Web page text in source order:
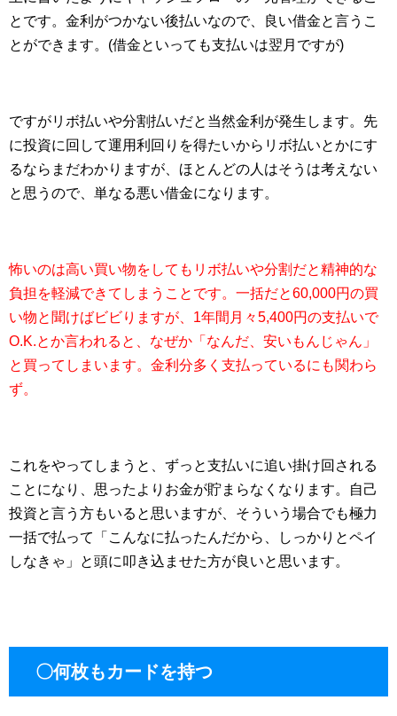
とです。金利がつかない後払いなので、良い借金と言うこ
とができます。(借金といっても支払いは翌月ですが)
ですがリボ払いや分割払いだと当然金利が発生します。先
に投資に回して運用利回りを得たいからリボ払いとかにす
るならまだわかりますが、ほとんどの人はそうは考えない
と思うので、単なる悪い借金になります。
怖いのは高い買い物をしてもリボ払いや分割だと精神的な
負担を軽減できてしまうことです。一括だと60,000円の買
い物と聞けばビビりますが、1年間月々5,400円の支払いで
O.K.とか言われると、なぜか「なんだ、安いもんじゃん」
と買ってしまいます。金利分多く支払っているにも関わら
ず。
これをやってしまうと、ずっと支払いに追い掛け回される
ことになり、思ったよりお金が貯まらなくなります。自己
投資と言う方もいると思いますが、そういう場合でも極力
一括で払って「こんなに払ったんだから、しっかりとペイ
しなきゃ」と頭に叩き込ませた方が良いと思います。
〇何枚もカードを持つ